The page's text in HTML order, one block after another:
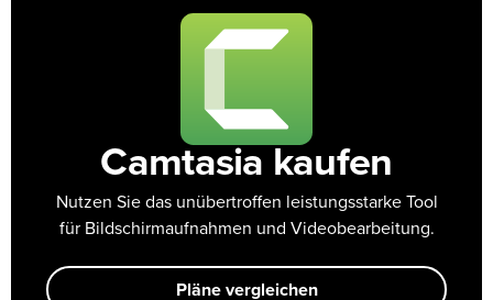
Camtasia kaufen
Nutzen Sie das unübertroffen leistungsstarke Tool
für Bildschirmaufnahmen und Videobearbeitung.
Pläne vergleichen